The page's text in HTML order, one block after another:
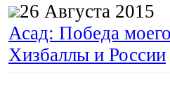
26 Августа 2015
Асад: Победа
Хизбаллы и России